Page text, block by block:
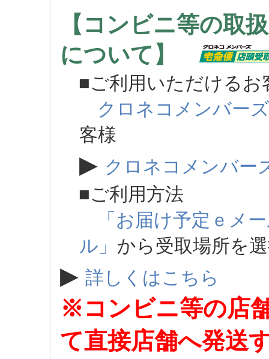
【コンビニ等の取
について】
■ご利用いただけるお
クロネコメンバーズ
客様
▶ クロネコメンバー
■ご利用方法
「お届け予定ｅメ
ル」 から受取場所を
▶ 詳しくはこちら
※コンビニ等の店
て直接店舗へ発送